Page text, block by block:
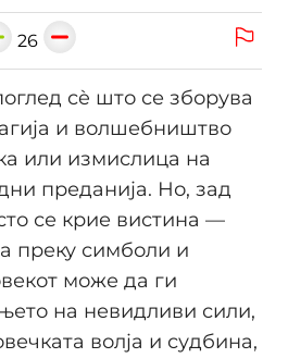
26
сè што се зборува
и волшебништво
или измислица на
преданија. Но, зад
се крие вистина —
преку симболи и
може да ги
на невидливи сили,
волја и судбина,